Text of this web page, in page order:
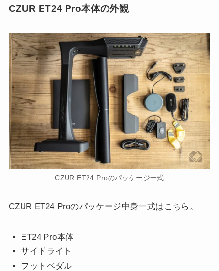
CZUR ET24 Pro本体の外観
CZUR ET24 Proのパッケージ一式
CZUR ET24 Proのパッケージ中身一式はこちら。
ET24 Pro本体
サイドライト
フットペダル